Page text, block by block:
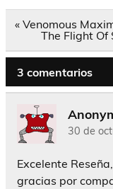
Navegación
« Venomous
The Flight Of
3 comentarios
30 de
Excelente
gracias por